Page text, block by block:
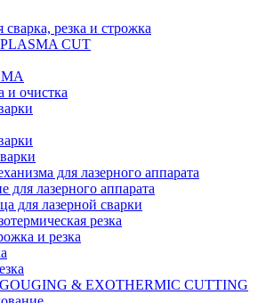
резка и строжка
CUT
и очистка
для лазерного аппарата
лазерного аппарата
для лазерной сварки
резка
и резка
GOUGING & EXOTHERMIC CUTTING